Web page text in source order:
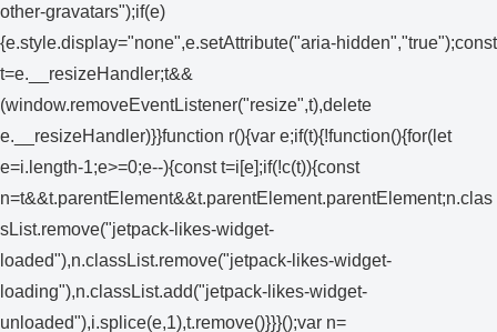
other-gravatars");if(e)
{e.style.display="none",e.setAttribute("aria-hidden","true");const
t=e.__resizeHandler;t&&
(window.removeEventListener("resize",t),delete
e.__resizeHandler)}}function r(){var e;if(t){!function(){for(let
e=i.length-1;e>=0;e--){const t=i[e];if(!c(t)){const
n=t&&t.parentElement&&t.parentElement.parentElement;n.clas
sList.remove("jetpack-likes-widget-
loaded"),n.classList.remove("jetpack-likes-widget-
loading"),n.classList.add("jetpack-likes-widget-
unloaded"),i.splice(e,1),t.remove()}}}();var n=